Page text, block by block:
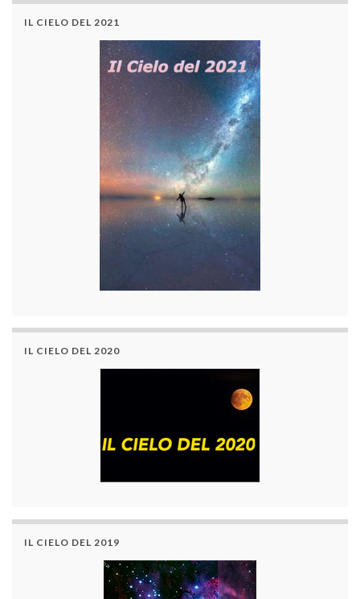
IL CIELO DEL 2021
IL CIELO DEL 2020
IL CIELO DEL 2019